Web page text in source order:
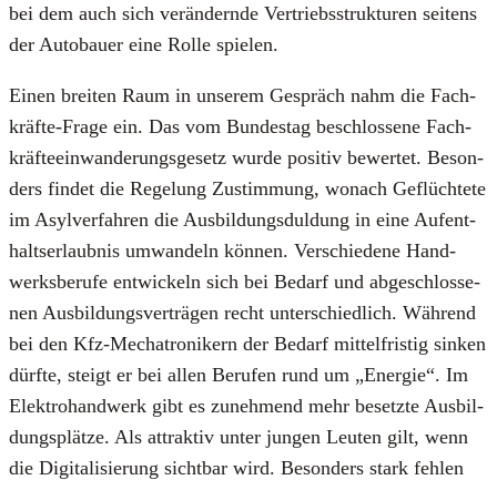
bei dem auch sich ver­än­dern­de Ver­triebs­struk­tu­ren sei­tens
der Auto­bau­er eine Rol­le spie­len.
Einen brei­ten Raum in unse­rem Gespräch nahm die Fach­
kräf­te-Fra­ge ein. Das vom Bun­des­tag beschlos­se­ne Fach­
kräf­te­ein­wan­de­rungs­ge­setz wur­de posi­tiv bewer­tet. Beson­
ders fin­det die Rege­lung Zustim­mung, wonach Geflüch­te­te
im Asyl­ver­fah­ren die Aus­bil­dungs­dul­dung in eine Auf­ent­
halts­er­laub­nis umwan­deln kön­nen. Ver­schie­de­ne Hand­
werks­be­ru­fe ent­wi­ckeln sich bei Bedarf und abge­schlos­se­
nen Aus­bil­dungs­ver­trä­gen recht unter­schied­lich. Wäh­rend
bei den Kfz-Mecha­tro­ni­kern der Bedarf mit­tel­fris­tig sin­ken
dürf­te, steigt er bei allen Beru­fen rund um „Ener­gie“. Im
Elek­tro­hand­werk gibt es zuneh­mend mehr besetz­te Aus­bil­
dungs­plät­ze. Als attrak­tiv unter jun­gen Leu­ten gilt, wenn
die Digi­ta­li­sie­rung sicht­bar wird. Beson­ders stark feh­len